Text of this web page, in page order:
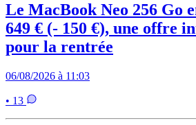
Le MacBook Neo 256 Go
649 € (- 150 €), une offre
pour la rentrée
06/08/2026 à 11:03
• 13